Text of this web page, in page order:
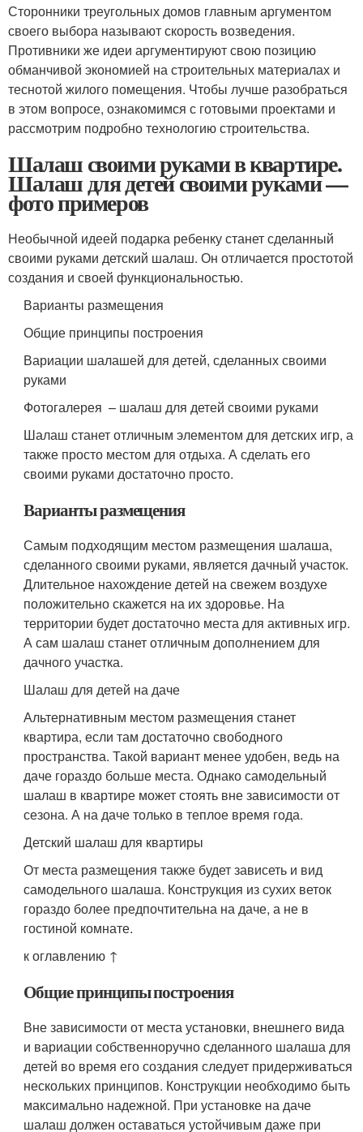
Сторонники треугольных домов главным аргументом
своего выбора называют скорость возведения.
Противники же идеи аргументируют свою позицию
обманчивой экономией на строительных материалах и
теснотой жилого помещения. Чтобы лучше разобраться
в этом вопросе, ознакомимся с готовыми проектами и
рассмотрим подробно технологию строительства.
Шалаш своими руками в квартире.
Шалаш для детей своими руками —
фото примеров
Необычной идеей подарка ребенку станет сделанный
своими руками детский шалаш. Он отличается простотой
создания и своей функциональностью.
Варианты размещения
Общие принципы построения
Вариации шалашей для детей, сделанных своими
руками
Фотогалерея – шалаш для детей своими руками
Шалаш станет отличным элементом для детских игр, а
также просто местом для отдыха. А сделать его
своими руками достаточно просто.
Варианты размещения
Самым подходящим местом размещения шалаша,
сделанного своими руками, является дачный участок.
Длительное нахождение детей на свежем воздухе
положительно скажется на их здоровье. На
территории будет достаточно места для активных игр.
А сам шалаш станет отличным дополнением для
дачного участка.
Шалаш для детей на даче
Альтернативным местом размещения станет
квартира, если там достаточно свободного
пространства. Такой вариант менее удобен, ведь на
даче гораздо больше места. Однако самодельный
шалаш в квартире может стоять вне зависимости от
сезона. А на даче только в теплое время года.
Детский шалаш для квартиры
От места размещения также будет зависеть и вид
самодельного шалаша. Конструкция из сухих веток
гораздо более предпочтительна на даче, а не в
гостиной комнате.
к оглавлению ↑
Общие принципы построения
Вне зависимости от места установки, внешнего вида
и вариации собственноручно сделанного шалаша для
детей во время его создания следует придерживаться
нескольких принципов. Конструкции необходимо быть
максимально надежной. При установке на даче
шалаш должен оставаться устойчивым даже при